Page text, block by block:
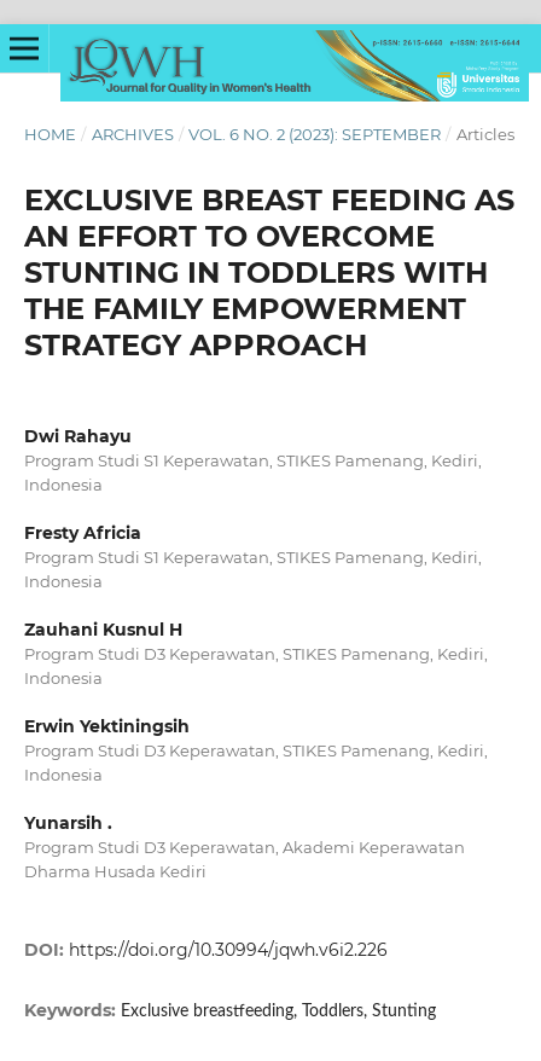
HOME / ARCHIVES / VOL. 6 NO. 2 (2023): SEPTEMBER / Articles
EXCLUSIVE BREAST FEEDING AS
AN EFFORT TO OVERCOME
STUNTING IN TODDLERS WITH
THE FAMILY EMPOWERMENT
STRATEGY APPROACH
Dwi Rahayu
Program Studi S1 Keperawatan, STIKES Pamenang, Kediri,
Indonesia
Fresty Africia
Program Studi S1 Keperawatan, STIKES Pamenang, Kediri,
Indonesia
Zauhani Kusnul H
Program Studi D3 Keperawatan, STIKES Pamenang, Kediri,
Indonesia
Erwin Yektiningsih
Program Studi D3 Keperawatan, STIKES Pamenang, Kediri,
Indonesia
Yunarsih .
Program Studi D3 Keperawatan, Akademi Keperawatan
Dharma Husada Kediri
DOI: https://doi.org/10.30994/jqwh.v6i2.226
Keywords: Exclusive breastfeeding, Toddlers, Stunting